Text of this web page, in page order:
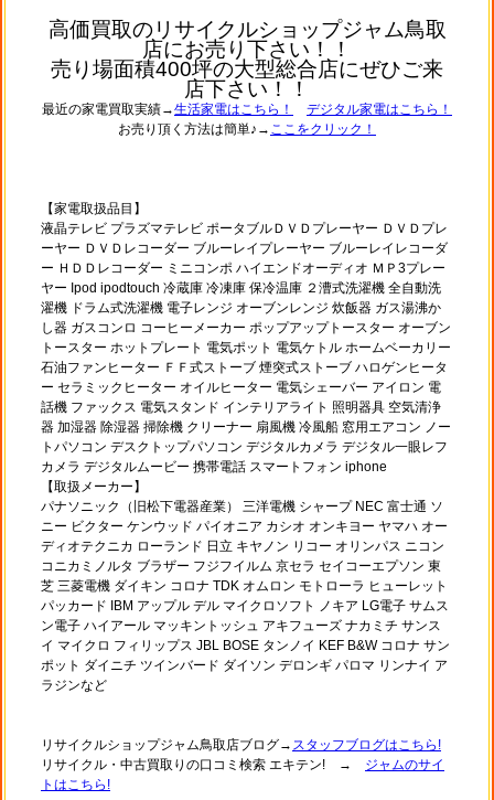
高価買取のリサイクルショップジャム鳥取
店にお売り下さい！！
売り場面積400坪の大型総合店にぜひご来
店下さい！！
最近の家電買取実績→生活家電はこちら！
デジタル家電はこちら！
お売り頂く方法は簡単♪→ ここをクリック！
【家電取扱品目】
液晶テレビ プラズマテレビ ポータブルＤＶＤプレーヤー ＤＶＤプレ
ーヤー ＤＶＤレコーダー ブルーレイプレーヤー ブルーレイレコーダ
ー ＨＤＤレコーダー ミニコンポ ハイエンドオーディオ ＭＰ3プレー
ヤー Ipod ipodtouch 冷蔵庫 冷凍庫 保冷温庫 ２漕式洗濯機 全自動洗
濯機 ドラム式洗濯機 電子レンジ オーブンレンジ 炊飯器 ガス湯沸か
し器 ガスコンロ コーヒーメーカー ポップアップトースター オーブン
トースター ホットプレート 電気ポット 電気ケトル ホームベーカリー
石油ファンヒーター ＦＦ式ストーブ 煙突式ストーブ ハロゲンヒータ
ー セラミックヒーター オイルヒーター 電気シェーバー アイロン 電
話機 ファックス 電気スタンド インテリアライト 照明器具 空気清浄
器 加湿器 除湿器 掃除機 クリーナー 扇風機 冷風船 窓用エアコン ノー
トパソコン デスクトップパソコン デジタルカメラ デジタル一眼レフ
カメラ デジタルムービー 携帯電話 スマートフォン iphone
【取扱メーカー】
パナソニック（旧松下電器産業） 三洋電機 シャープ NEC 富士通 ソ
ニー ビクター ケンウッド パイオニア カシオ オンキヨー ヤマハ オー
ディオテクニカ ローランド 日立 キヤノン リコー オリンパス ニコン
コニカミノルタ ブラザー フジフイルム 京セラ セイコーエプソン 東
芝 三菱電機 ダイキン コロナ TDK オムロン モトローラ ヒューレット
パッカード IBM アップル デル マイクロソフト ノキア LG電子 サムス
ン電子 ハイアール マッキントッシュ アキフューズ ナカミチ サンス
イ マイクロ フィリップス JBL BOSE タンノイ KEF B&W コロナ サン
ポット ダイニチ ツインバード ダイソン デロンギ パロマ リンナイ ア
ラジンなど
リサイクルショップジャム鳥取店ブログ→ スタッフブログはこちら!
リサイクル・中古買取りの口コミ検索 エキテン! → ジャムのサイ
トはこちら!